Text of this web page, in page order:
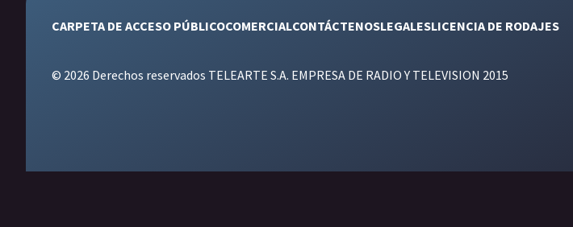
CARPETA DE ACCESO PÚBLICOCOMERCIALCONTÁCTENOSLEGALESLICENCIA DE RODAJES
© 2026 Derechos reservados TELEARTE S.A. EMPRESA DE RADIO Y TELEVISION 2015